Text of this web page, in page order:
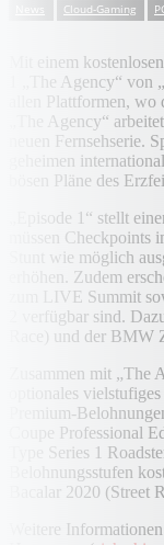
Cloud-Gaming
Mit einem
1 „The Agency“ von
allen Plattformen,
„The Agency“
neuen Fernsehserie.
geheimen
bösen Pläne des
„Episode 1“ stellt
müssen
Stunt wie möglich
erhöhen. Zudem
zum LIVE Summit
2 verfügbar sind.
Race) und der BMW
Zusammen mit „The
optionales
Premium-
Coupe Professional
Type Series 1
Belohnungsstufen
Bacalar 2020 (Street
Weitere